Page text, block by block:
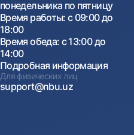
понедельника по пятницу
Время работы: с 09:00 до
18:00
Время обеда: с 13:00 до
14:00
Подробная информация
Для физических лиц
support@nbu.uz